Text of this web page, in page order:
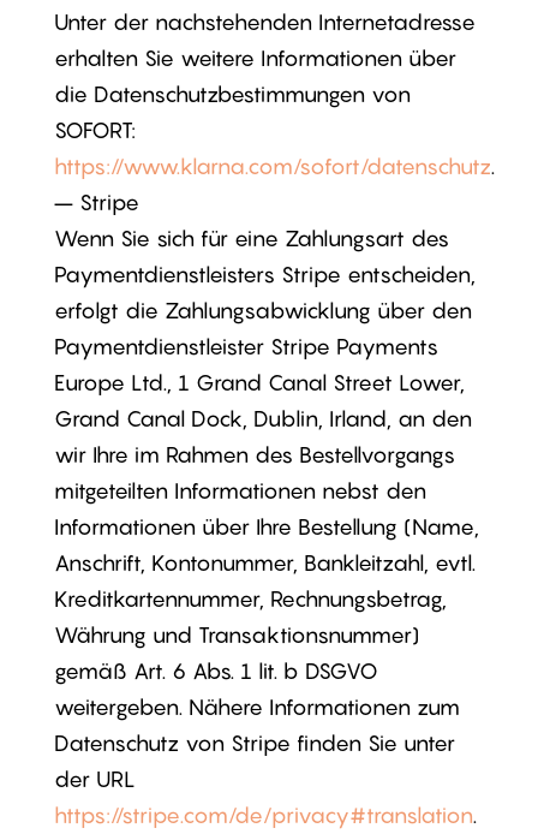
Unter der nachstehenden Internetadresse
erhalten Sie weitere Informationen über
die Datenschutzbestimmungen von
SOFORT:
https://www.klarna.com/sofort/datenschutz.
– Stripe
Wenn Sie sich für eine Zahlungsart des
Paymentdienstleisters Stripe entscheiden,
erfolgt die Zahlungsabwicklung über den
Paymentdienstleister Stripe Payments
Europe Ltd., 1 Grand Canal Street Lower,
Grand Canal Dock, Dublin, Irland, an den
wir Ihre im Rahmen des Bestellvorgangs
mitgeteilten Informationen nebst den
Informationen über Ihre Bestellung (Name,
Anschrift, Kontonummer, Bankleitzahl, evtl.
Kreditkartennummer, Rechnungsbetrag,
Währung und Transaktionsnummer)
gemäß Art. 6 Abs. 1 lit. b DSGVO
weitergeben. Nähere Informationen zum
Datenschutz von Stripe finden Sie unter
der URL
https://stripe.com/de/privacy#translation.